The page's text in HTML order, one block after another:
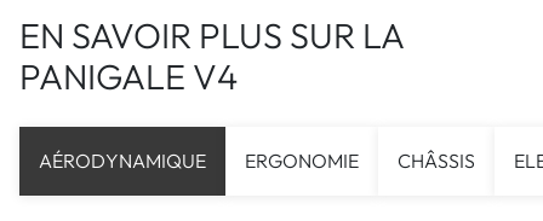
EN SAVOIR PLUS SUR LA
PANIGALE V4
AÉRODYNAMIQUE ERGONOMIE CHÂSSIS